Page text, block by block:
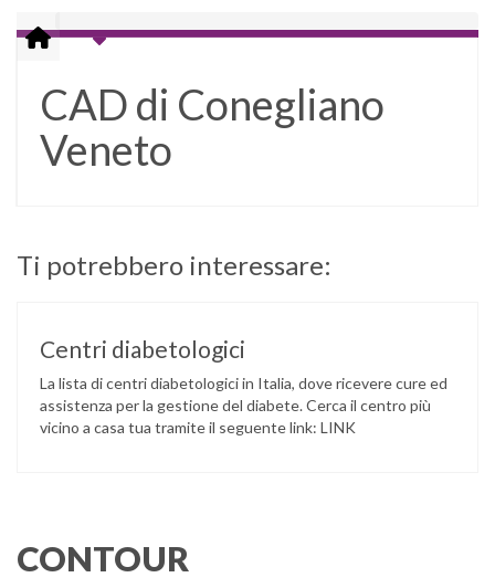
CAD di Conegliano
Veneto
Ti potrebbero interessare:
Centri diabetologici
La lista di centri diabetologici in Italia, dove ricevere cure ed
assistenza per la gestione del diabete. Cerca il centro più
vicino a casa tua tramite il seguente link: LINK
CONTOUR